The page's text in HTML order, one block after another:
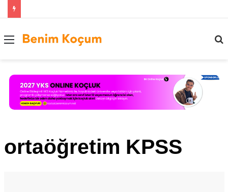
Menü
ortaöğretim KPSS